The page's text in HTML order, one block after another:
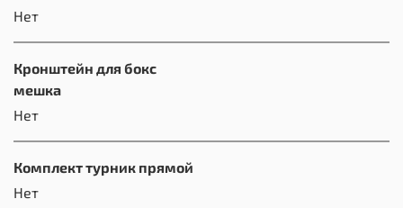
Нет
Кронштейн для бокс
мешка
Нет
Комплект турник прямой
Нет